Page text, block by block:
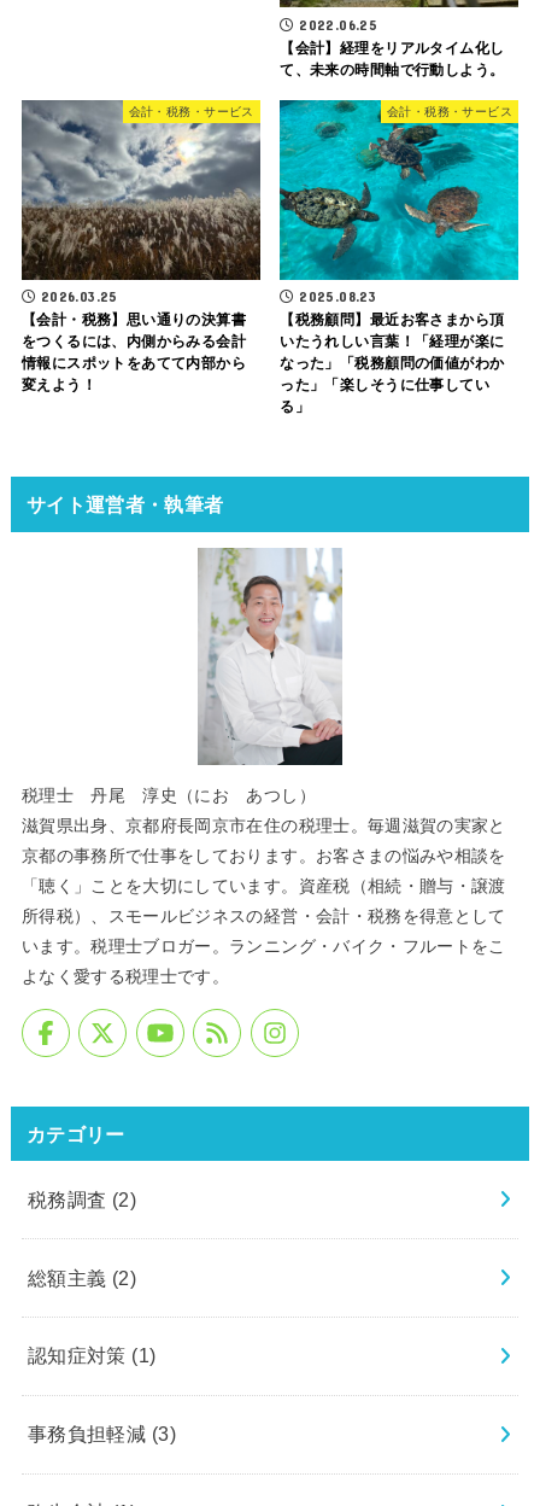
2022.06.25
【会計】経理をリアルタイム化し
て、未来の時間軸で行動しよう。
会計・税務・サービス
2026.03.25
【会計・税務】思い通りの決算書
をつくるには、内側からみる会計
情報にスポットをあてて内部から
変えよう！
会計・税務・サービス
2025.08.23
【税務顧問】最近お客さまから頂
いたうれしい言葉！「経理が楽に
なった」「税務顧問の価値がわか
った」「楽しそうに仕事してい
る」
サイト運営者・執筆者
税理士 丹尾 淳史（にお あつし）
滋賀県出身、京都府長岡京市在住の税理士。毎週滋賀の実家と
京都の事務所で仕事をしております。お客さまの悩みや相談を
「聴く」ことを大切にしています。資産税（相続・贈与・譲渡
所得税）、スモールビジネスの経営・会計・税務を得意として
います。税理士ブロガー。ランニング・バイク・フルートをこ
よなく愛する税理士です。
カテゴリー
税務調査 (2)
総額主義 (2)
認知症対策 (1)
事務負担軽減 (3)